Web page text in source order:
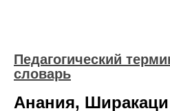
Педагогический
словарь
Анания, Ширакаци